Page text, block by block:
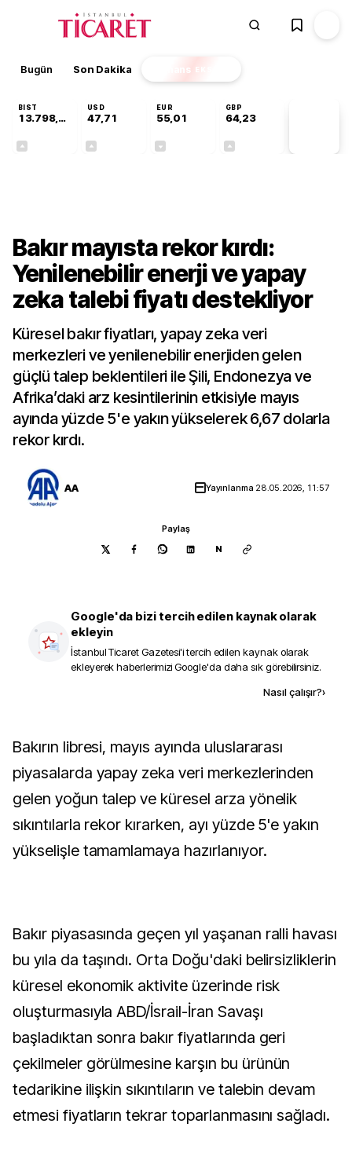
Bugün Son Dakika Finans EKSTRA
BIST
13.798,82
USD
47,71
EUR
55,01
GBP
64,23
Bakır mayısta rekor kırdı:
Yenilenebilir enerji ve yapay
zeka talebi fiyatı destekliyor
Küresel bakır fiyatları, yapay zeka veri
merkezleri ve yenilenebilir enerjiden gelen
güçlü talep beklentileri ile Şili, Endonezya ve
Afrika’daki arz kesintilerinin etkisiyle mayıs
ayında yüzde 5'e yakın yükselerek 6,67 dolarla
rekor kırdı.
AA Yayınlanma 28.05.2026, 11:57
Paylaş
N
Google'da bizi tercih edilen kaynak olarak
ekleyin
İstanbul Ticaret Gazetesi'i tercih edilen kaynak olarak
ekleyerek haberlerimizi Google'da daha sık görebilirsiniz.
Nasıl çalışır?›
Bakırın libresi, mayıs ayında uluslararası
piyasalarda yapay zeka veri merkezlerinden
gelen yoğun talep ve küresel arza yönelik
sıkıntılarla rekor kırarken, ayı yüzde 5'e yakın
yükselişle tamamlamaya hazırlanıyor.
Bakır piyasasında geçen yıl yaşanan ralli havası
bu yıla da taşındı. Orta Doğu'daki belirsizliklerin
küresel ekonomik aktivite üzerinde risk
oluşturmasıyla ABD/İsrail-İran Savaşı
başladıktan sonra bakır fiyatlarında geri
çekilmeler görülmesine karşın bu ürünün
tedarikine ilişkin sıkıntıların ve talebin devam
etmesi fiyatların tekrar toparlanmasını sağladı.